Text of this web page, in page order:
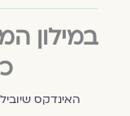
במילון
האינדקס